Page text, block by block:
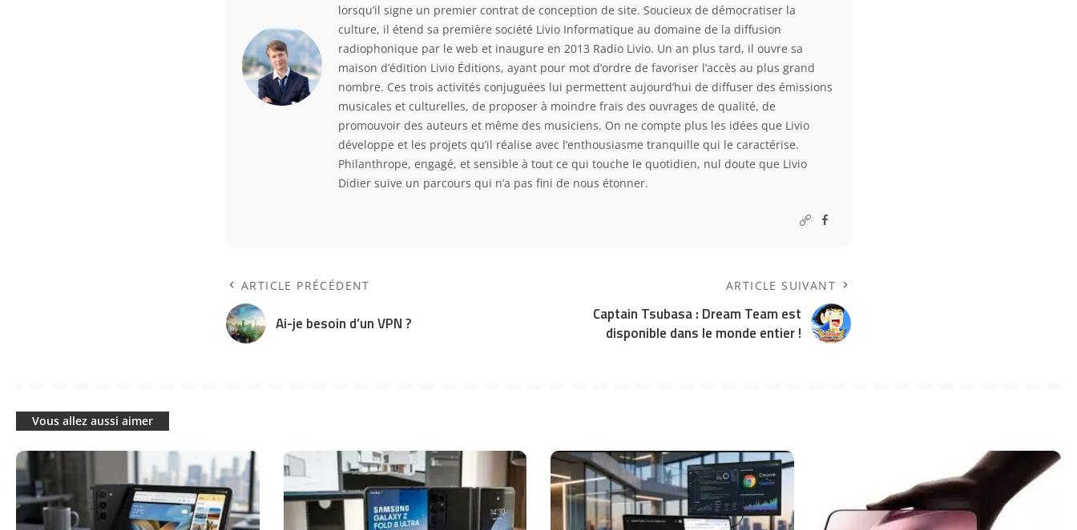
lorsqu’il signe un premier contrat de conception de site. Soucieux de démocratiser la
culture, il étend sa première société Livio Informatique au domaine de la diffusion
radiophonique par le web et inaugure en 2013 Radio Livio. Un an plus tard, il ouvre sa
maison d’édition Livio Éditions, ayant pour mot d’ordre de favoriser l’accès au plus grand
nombre. Ces trois activités conjuguées lui permettent aujourd’hui de diffuser des émissions
musicales et culturelles, de proposer à moindre frais des ouvrages de qualité, de
promouvoir des auteurs et même des musiciens. On ne compte plus les idées que Livio
développe et les projets qu’il réalise avec l’enthousiasme tranquille qui le caractérise.
Philanthrope, engagé, et sensible à tout ce qui touche le quotidien, nul doute que Livio
Didier suive un parcours qui n’a pas fini de nous étonner.
ARTICLE PRÉCÉDENT
Ai-je besoin d’un VPN ?
ARTICLE SUIVANT
Captain Tsubasa : Dream Team est
disponible dans le monde entier !
Vous allez aussi aimer